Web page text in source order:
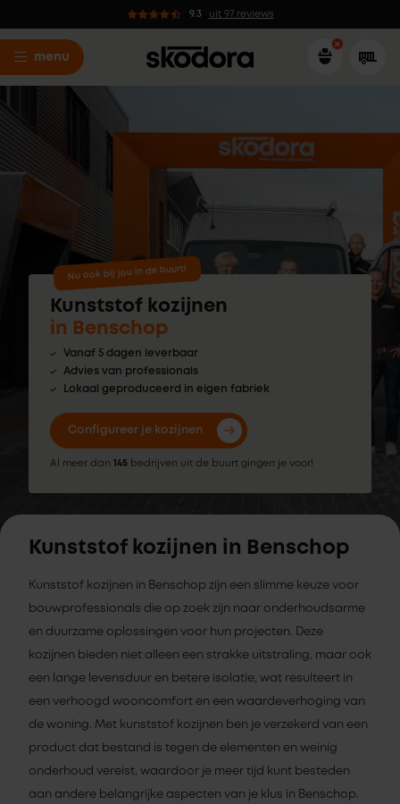
9.3 uit 97 reviews
menu
Nu ook bij jou in de buurt!
Kunststof kozijnen
in Benschop
Vanaf 5 dagen leverbaar
Advies van professionals
Lokaal geproduceerd in eigen fabriek
Configureer je kozijnen
Al meer dan 145 bedrijven uit de buurt gingen je voor!
Kunststof kozijnen in Benschop
Kunststof kozijnen in Benschop zijn een slimme keuze voor
bouwprofessionals die op zoek zijn naar onderhoudsarme
en duurzame oplossingen voor hun projecten. Deze
kozijnen bieden niet alleen een strakke uitstraling, maar ook
een lange levensduur en betere isolatie, wat resulteert in
een verhoogd wooncomfort en een waardeverhoging van
de woning. Met kunststof kozijnen ben je verzekerd van een
product dat bestand is tegen de elementen en weinig
onderhoud vereist, waardoor je meer tijd kunt besteden
aan andere belangrijke aspecten van je klus in Benschop.